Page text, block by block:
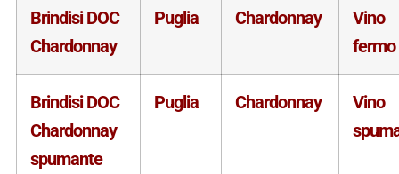
Brindisi DOC
Chardonnay
Puglia Chardonnay
Vino
fermo
Brindisi DOC
Chardonnay
spumante
Puglia Chardonnay
Vino